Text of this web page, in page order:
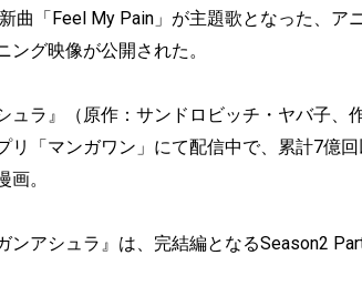
曲「Feel My Pain」が主題歌となった、
ング映像が公開された。
ュラ』（原作：サンドロビッチ・ヤバ子、
リ「マンガワン」にて配信中で、累計7億
画。
ンアシュラ』は、完結編となるSeason2